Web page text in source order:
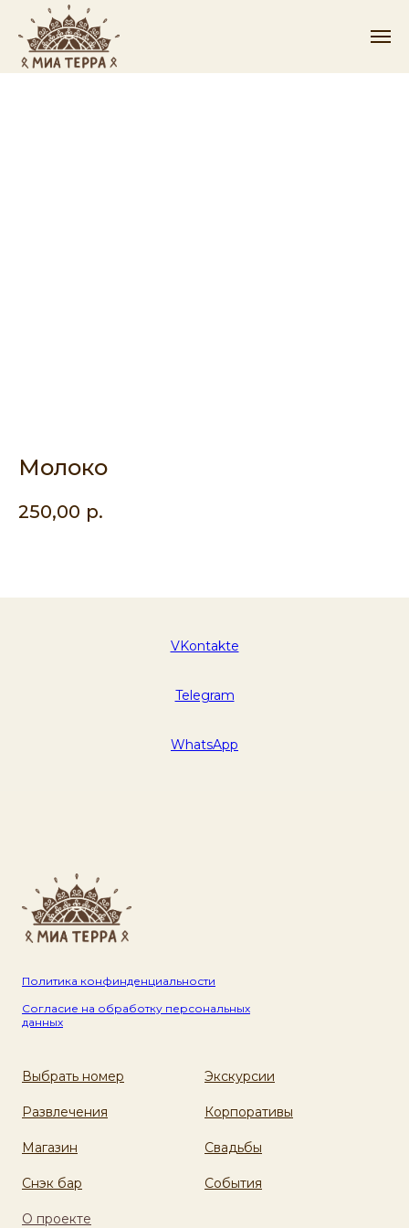
Молоко
250,00 р.
VKontakte
Telegram
WhatsApp
Политика конфинденциальности
Согласие на обработку персональных
данных
Выбрать номер
Развлечения
Магазин
Снэк бар
О проекте
Экскурсии
Корпоративы
Свадьбы
События